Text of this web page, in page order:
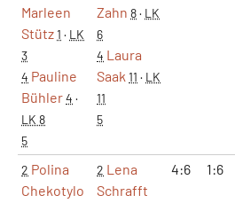
Marleen
Stütz1 · LK
3
4 Pauline
Bühler4 ·
LK 8
5
Zahn 8· LK
6
4 Laura
Saak 11 · LK
11
5
2 Polina
Chekotylo
2 Lena
Schrafft
4:6 1:6